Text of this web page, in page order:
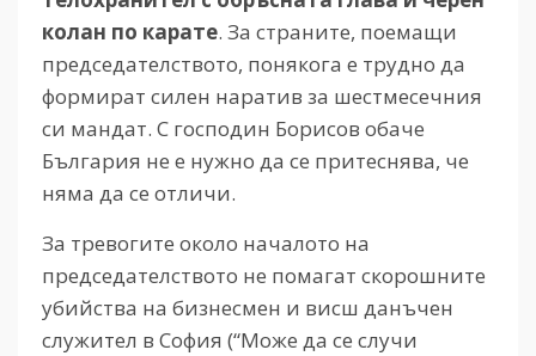
колан по карате. За страните, поемащи
председателството, понякога е трудно да
формират силен наратив за шестмесечния
си мандат. С господин Борисов обаче
България не е нужно да се притеснява, че
няма да се отличи.
За тревогите около началото на
председателството не помагат скорошните
убийства на бизнесмен и висш данъчен
служител в София (“Може да се случи